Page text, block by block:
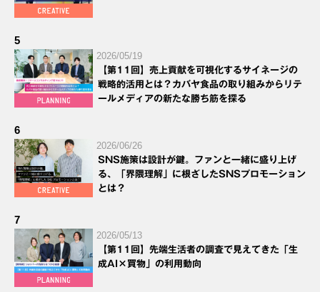
5
2026/05/19
【第11回】売上貢献を可視化するサイネージの
戦略的活用とは？カバヤ食品の取り組みからリテ
ールメディアの新たな勝ち筋を探る
6
2026/06/26
SNS施策は設計が鍵。ファンと一緒に盛り上げ
る、「界隈理解」に根ざしたSNSプロモーション
とは？
7
2026/05/13
【第11回】先端生活者の調査で見えてきた「生
成AI×買物」の利用動向